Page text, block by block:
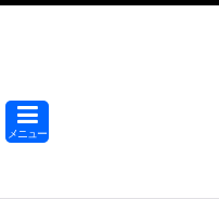
メニュー